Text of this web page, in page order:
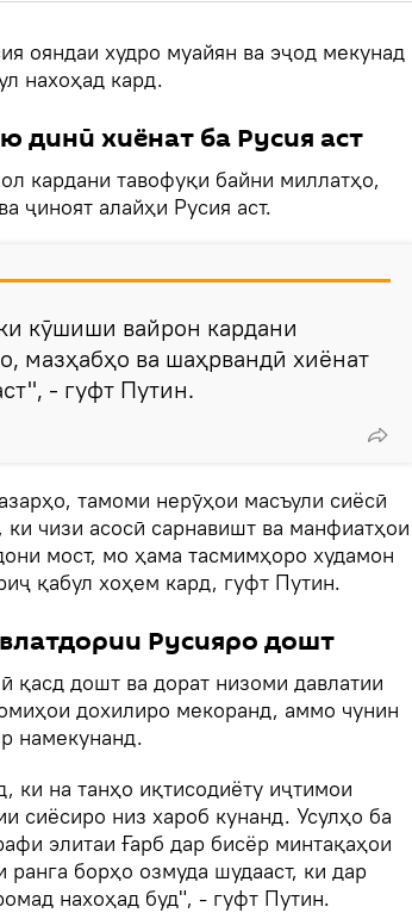
ояндаи худро муайян ва эҷод мекунад
нахоҳад кард.
динӣ хиёнат ба Русия аст
кардани тавофуқи байни миллатҳо,
ҷиноят алайҳи Русия аст.
кӯшиши вайрон кардани
мазҳабҳо ва шаҳрвандӣ хиёнат
- гуфт Путин.
тамоми нерӯҳои масъули сиёсӣ
чизи асосӣ сарнавишт ва манфиатҳои
мост, мо ҳама тасмимҳоро худамон
қабул хоҳем кард, гуфт Путин.
Русияро дошт
қасд дошт ва дорат низоми давлатии
дохилиро мекоранд, аммо чунин
намекунанд.
ки на танҳо иқтисодиёту иҷтимои
сиёсиро низ хароб кунанд. Усулҳо ба
элитаи Ғарб дар бисёр минтақаҳои
ранга борҳо озмуда шудааст, ки дар
нахоҳад буд", - гуфт Путин.